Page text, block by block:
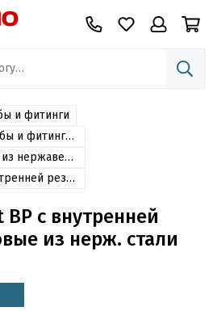
и фитинги
Нержавеющая сталь трубы и фитинги Viega - Valtec - Rommer - Uni-Fitt
Трубы и фитинги Uni-Fitt из нержавеющей стали
Вставки Uni-Fitt ВР с внутренней резьбой прессовые из нерж. стали
ВР с внутренней
из нерж. стали